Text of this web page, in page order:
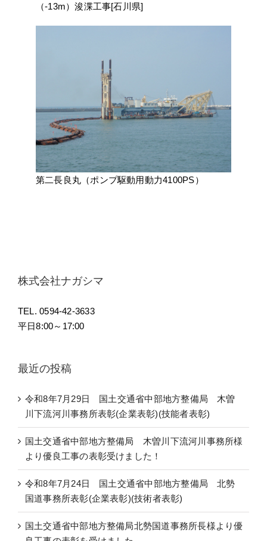
（-13m）浚渫工事[石川県]
第二長良丸（ポンプ駆動用動力4100PS）
株式会社ナガシマ
TEL. 0594-42-3633
平日8:00～17:00
最近の投稿
令和8年7月29日 国土交通省中部地方整備局 木曽
川下流河川事務所表彰(企業表彰)(技能者表彰)
国土交通省中部地方整備局 木曽川下流河川事務所様
より優良工事の表彰受けました！
令和8年7月24日 国土交通省中部地方整備局 北勢
国道事務所表彰(企業表彰)(技術者表彰)
国土交通省中部地方整備局北勢国道事務所長様より優